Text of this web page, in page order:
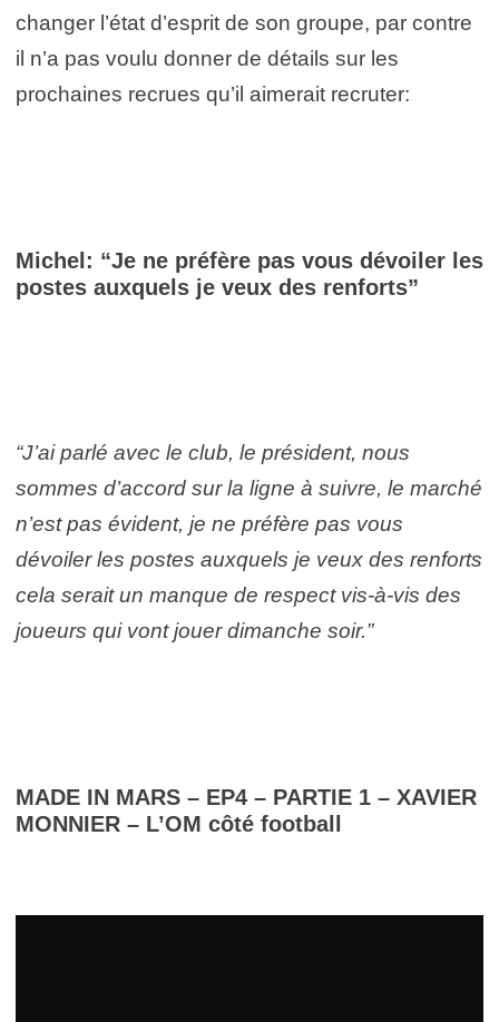
changer l’état d’esprit de son groupe, par contre
il n’a pas voulu donner de détails sur les
prochaines recrues qu’il aimerait recruter:
Michel: “Je ne préfère pas vous dévoiler les
postes auxquels je veux des renforts”
“J’ai parlé avec le club, le président, nous
sommes d’accord sur la ligne à suivre, le marché
n’est pas évident, je ne préfère pas vous
dévoiler les postes auxquels je veux des renforts
cela serait un manque de respect vis-à-vis des
joueurs qui vont jouer dimanche soir.”
MADE IN MARS – EP4 – PARTIE 1 – XAVIER
MONNIER – L’OM côté football